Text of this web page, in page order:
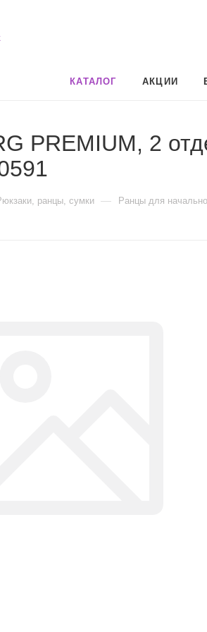
КАТАЛОГ АКЦИИ
PREMIUM, 2
ранцы, сумки — Ранцы для